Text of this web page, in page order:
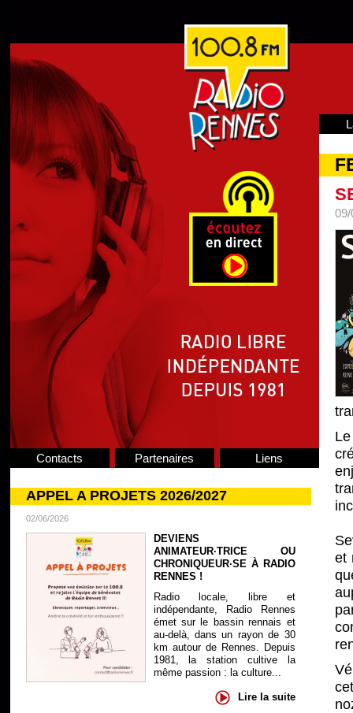
Contacts Partenaires Liens
APPEL A PROJETS 2026/2027
02/06/2026
DEVIENS
ANIMATEUR·TRICE OU
CHRONIQUEUR·SE À RADIO
RENNES !
Radio locale, libre et
indépendante, Radio Rennes
émet sur le bassin rennais et
au-delà, dans un rayon de 30
km autour de Rennes. Depuis
1981, la station cultive la
même passion : la culture...
Lire la suite
09/
et